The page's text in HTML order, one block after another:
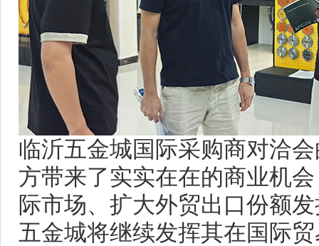
临沂五金城国际采购商对洽
方带来了实实在在的商业机
际市场、扩大外贸出口份额
五金城将继续发挥其在国际